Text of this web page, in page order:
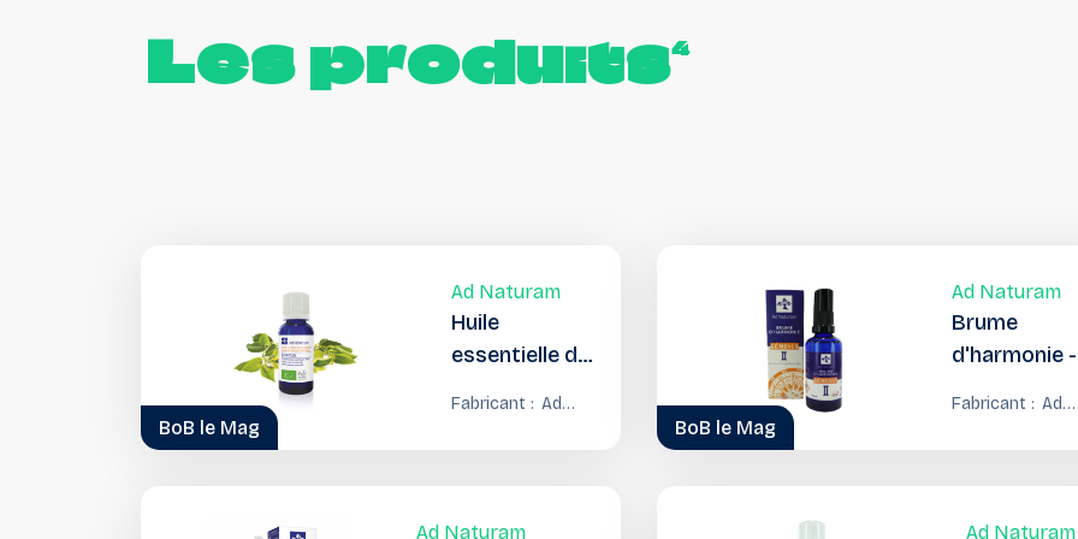
Lesproduits4
Ad Naturam
Huile
essentielle de
Fabricant : Ad
BoB le Mag
Ad Naturam
Ad Naturam
Brume
d'harmonie -
Fabricant : Ad
BoB le Mag
Ad Naturam